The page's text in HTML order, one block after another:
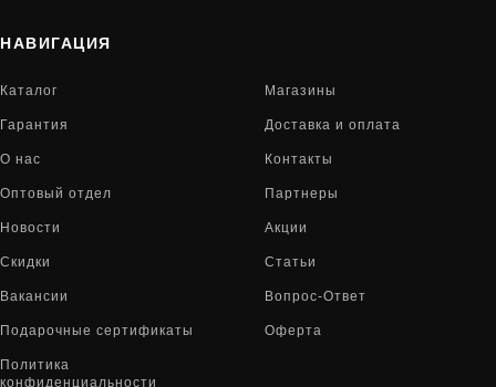
НАВИГАЦИЯ
Каталог Магазины
Гарантия Доставка и оплата
О нас Контакты
Оптовый отдел Партнеры
Новости Акции
Скидки Статьи
Вакансии Вопрос-Ответ
Подарочные сертификаты Оферта
Политика
конфиденциальности